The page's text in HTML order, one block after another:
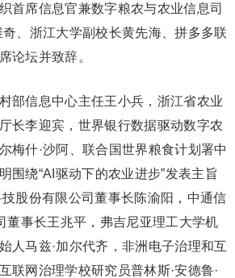
首席信息官兼数字粮农与农业信息司
、浙江大学副校长黄先海、拼多多联
论坛并致辞。
部信息中心主任王小兵，浙江省农业
长李迎宾，世界银行数据驱动数字农
梅什·沙阿、联合国世界粮食计划署中
围绕“AI驱动下的农业进步”发表主旨
股份有限公司董事长陈渝阳，中通信
董事长王兆平，弗吉尼亚理工大学机
人马兹·加尔代齐，非洲电子治理和互
联网治理学校研究员普林斯·安德鲁·